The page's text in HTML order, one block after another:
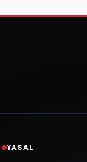
YASAL